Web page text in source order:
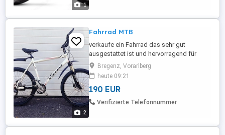
1
2
Fahrrad MTB
verkaufe ein Fahrrad das sehr gut
ausgestattet ist und hervorragend für
wald kieswege geeignet ist.
Bregenz, Vorarlberg
heute 09:21
190 EUR
Verifizierte Telefonnummer